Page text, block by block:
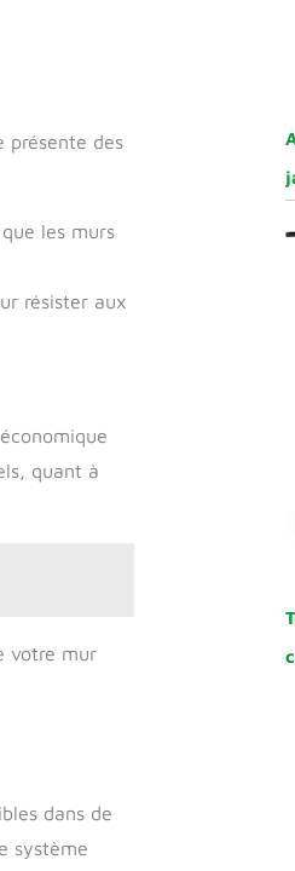
présente des
les murs
résister aux
quant à
votre mur
dans de
système